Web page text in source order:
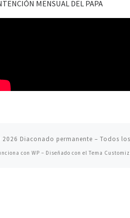
MENSUAL DEL PAPA
Diaconado permanente – Todos
con WP – Diseñado con el Tema